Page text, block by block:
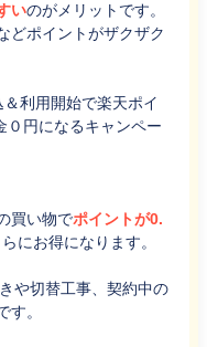
いのがメリットです。
どポイントがザクザク
利用開始で楽天ポイ
０円になるキャンペー
買い物でポイントが0.
にお得になります。
や切替工事、契約中の
す。